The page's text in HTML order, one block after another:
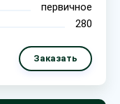
первичное
280
Заказать